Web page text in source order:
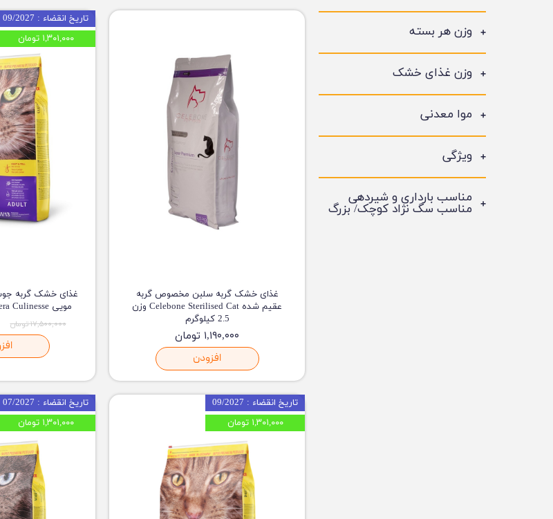
وزن هر بسته
وزن غذای خشک
موا معدنی
ویژگی
مناسب بارداری و شیردهی
مناسب سگ نژاد کوچک/ بزرگ
غذای خشک گربه سلبن مخصوص گربه
عقیم شده Celebone Sterilised Cat وزن
2.5 کیلوگرم
۱,۱۹۰,۰۰۰ تومان
افزودن
غذای خشک گربه
مویی Josera Culinesse وزن 10 کیلوگرم
۱۷,۵۰۰,۰۰۰ تومان
تاریخ انقضاء : 09/2027
۱,۳۰۱,۰۰۰ تومان
تاریخ انقضاء : 09/2027
۱,۳۰۱,۰۰۰ تومان
تاریخ انقضاء : 07/2027
۱,۳۰۱,۰۰۰ تومان